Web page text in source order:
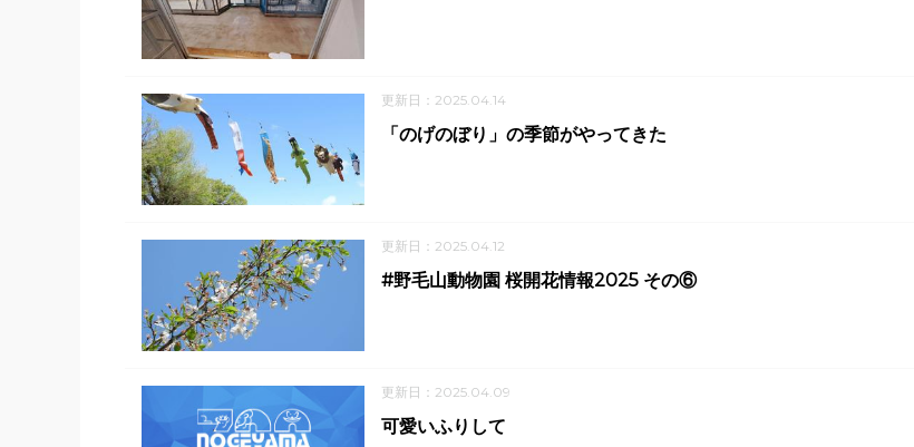
更新日：2025.04.14
「のげのぼり」の季節がやってきた
更新日：2025.04.12
#野毛山動物園 桜開花情報2025 その⑥
更新日：2025.04.09
可愛いふりして